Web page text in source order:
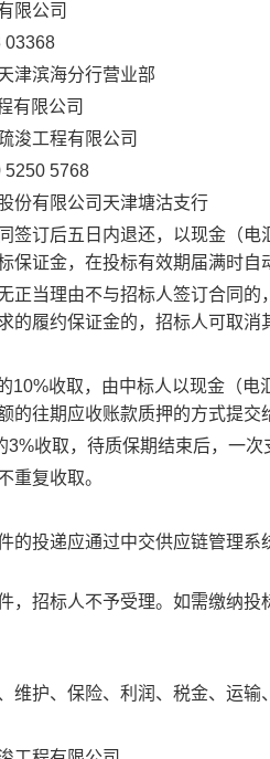
限公司
03368
津滨海分行营业部
有限公司
浚工程有限公司
5250 5768
份有限公司天津塘沽支行
签订后五日内退还，以现金（
保证金，在投标有效期届满时自
正当理由不与招标人签订合同
的履约保证金的，招标人可取
10%收取，由中标人以现金（电
的往期应收账款质押的方式提交
3%收取，待质保期结束后，一次
重复收取。
的投递应通过中交供应链管理系
，招标人不予受理。如需缴纳
维护、保险、利润、税金、运